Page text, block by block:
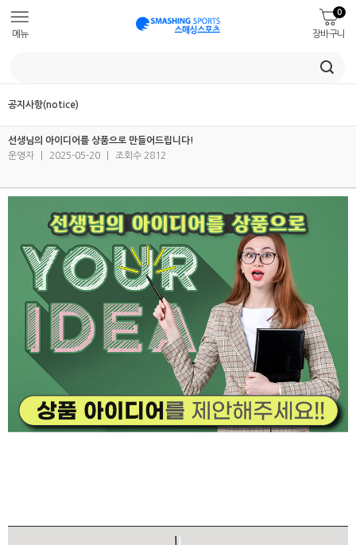
메뉴 장바구니
0
공지사항(notice)
선생님의 아이디어를 상품으로 만들어드립니다!
운영자
2025-05-20 조회수 2812